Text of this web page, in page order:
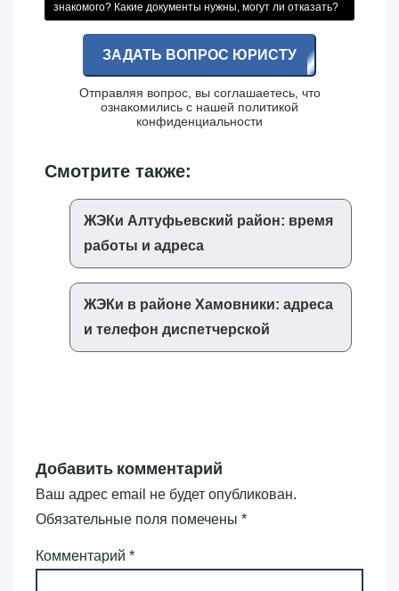
знакомого? Какие документы нужны, могут ли отказать?
ЗАДАТЬ ВОПРОС ЮРИСТУ
Отправляя вопрос, вы соглашаетесь, что
ознакомились с нашей политикой
конфиденциальности
Смотрите также:
ЖЭКи Алтуфьевский район: время
работы и адреса
ЖЭКи в районе Хамовники: адреса
и телефон диспетчерской
Добавить комментарий
Ваш адрес email не будет опубликован.
Обязательные поля помечены *
Комментарий *